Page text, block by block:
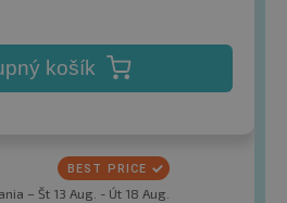
košík
– Št 13 Aug. - Út 18 Aug.